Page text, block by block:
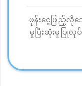
ဖုန်းငွေဖြည့်လိုသ
မှုပြီးဆုံးမှုပြုလု